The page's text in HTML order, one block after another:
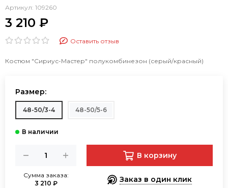
Артикул: 109260
3 210 ₽
Оставить отзыв
Костюм "Сириус-Мастер" полукомбинезон (серый/красный)
Размер:
48-50/3-4 48-50/5-6
Сумма заказа:
3 210 ₽
В корзину
Заказ в один клик